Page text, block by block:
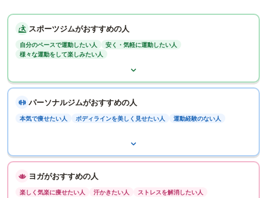
スポーツジムがおすすめの人
自分のペースで運動したい人
安く・気軽に運動したい人
様々な運動をして楽しみたい人
パーソナルジムがおすすめの人
本気で痩せたい人 ボディラインを美しく見せたい人 運動経験のない人
ヨガがおすすめの人
楽しく気楽に痩せたい人 汗かきたい人 ストレスを解消したい人